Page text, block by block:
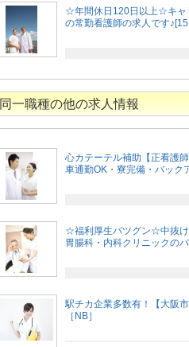
☆年間休日120日以上☆キャ
の常勤看護師の求人です
同一職種の他の求人情報
心カテーテル補助【正看護
車通勤OK・寮完備・バック
☆福利厚生バツグン☆中抜
胃腸科・内科クリニックの
駅チカ企業多数有！【大阪
［NB］